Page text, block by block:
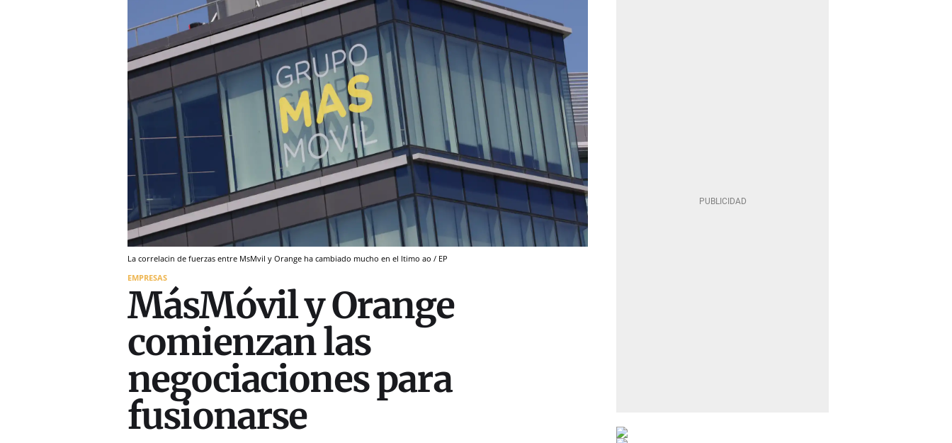
La correlacin de fuerzas entre MsMvil y Orange ha cambiado mucho en el ltimo ao / EP
EMPRESAS
MásMóvil y Orange
comienzan las
negociaciones para
fusionarse